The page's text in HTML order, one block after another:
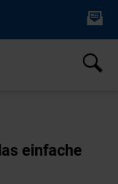
einfache
×